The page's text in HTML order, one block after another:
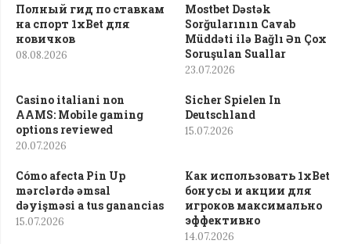
Полный гид по ставкам
на спорт 1xBet для
новичков
08.08.2026
Mostbet Dəstək
Sorğularının Cavab
Müddəti ilə Bağlı Ən Çox
Soruşulan Suallar
23.07.2026
Casino italiani non
AAMS: Mobile gaming
options reviewed
20.07.2026
Sicher Spielen In
Deutschland
15.07.2026
Cómo afecta Pin Up
mərclərdə əmsal
dəyişməsi a tus ganancias
15.07.2026
Как использовать 1xBet
бонусы и акции для
игроков максимально
эффективно
14.07.2026